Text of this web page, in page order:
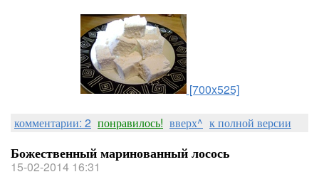
[700x525]
комментарии: 2 понравилось! вверх^ к полной версии
Божественный маринованный лосось
15-02-2014 16:31